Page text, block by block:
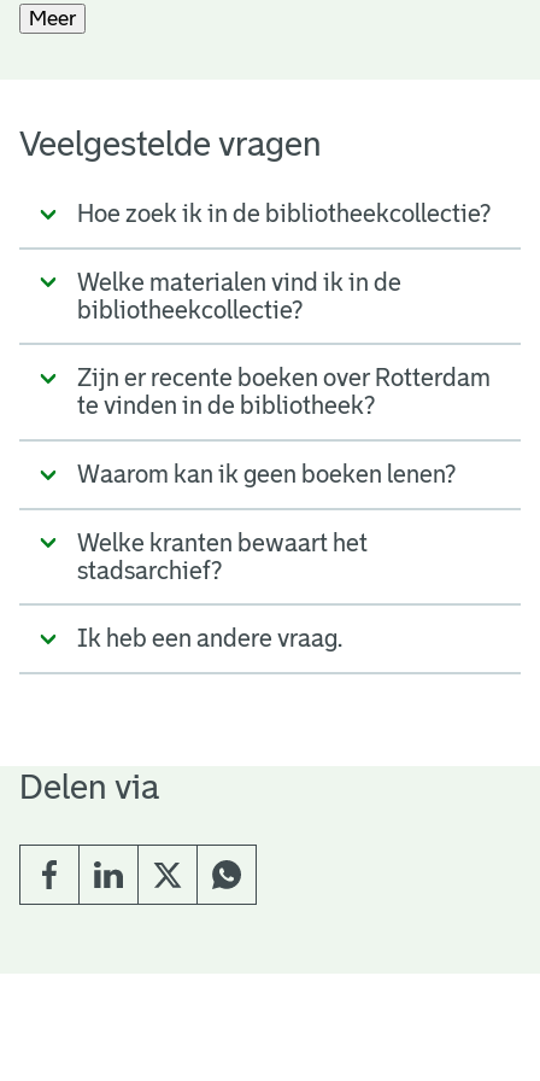
Meer
Veelgestelde vragen
Hoe zoek ik in de bibliotheekcollectie?
Welke materialen vind ik in de
bibliotheekcollectie?
Zijn er recente boeken over Rotterdam
te vinden in de bibliotheek?
Waarom kan ik geen boeken lenen?
Welke kranten bewaart het
stadsarchief?
Ik heb een andere vraag.
Delen via